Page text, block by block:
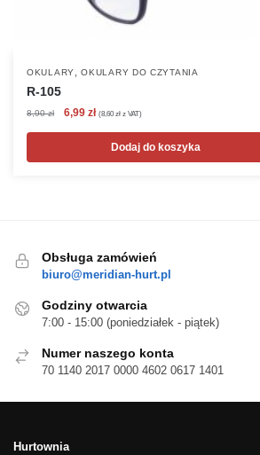
OKULARY ,OKULARY DO CZYTANIA
R-105
8,90zł
Pierwotna
8,90 zł.
6,99 złAktualna
wynosi:
6,99 zł.
(8,60 zł z VAT)
Dodaj do koszyka
Obsługa zamówień
biuro@meridian-hurt.pl
Godziny otwarcia
7:00 - 15:00 (poniedziałek - piątek)
Numer naszego konta
70 1140 2017 0000 4602 0617 1401
Hurtownia